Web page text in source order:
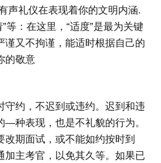
声礼仪在表现着你的文明内涵.
”等：在这里，“适度”是最为关键
谨又不拘谨，能适时根据自己的
的敬意
守约，不迟到或违约。迟到和违
—种表现，也是不礼貌的行为。
改期面试，或不能如约按时到
加主考官，以免其久等。如果已